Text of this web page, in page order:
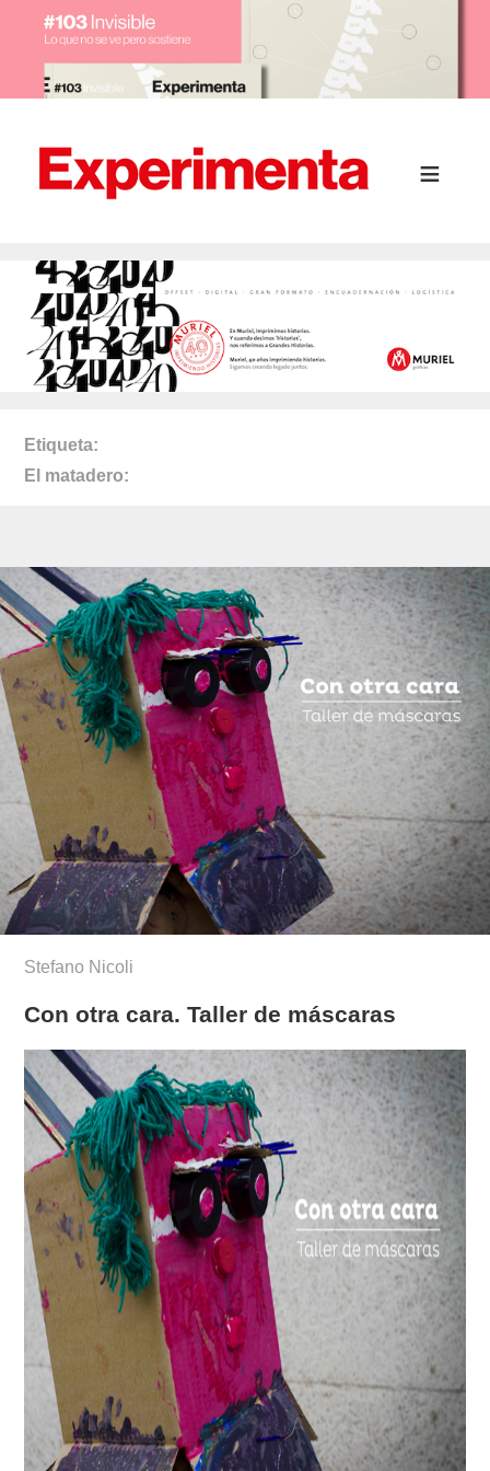
Etiqueta
El matadero
Stefano Nicoli
Con otra cara. Taller de máscaras